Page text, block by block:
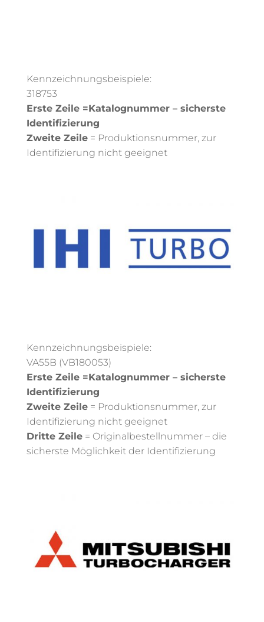
Kennzeichnungsbeispiele:
318753
Erste Zeile =Katalognummer – sicherste
Identifizierung
Zweite Zeile= Produktionsnummer, zur
Identifizierung nicht geeignet
Kennzeichnungsbeispiele:
VA55B (VB180053)
Erste Zeile =Katalognummer – sicherste
Identifizierung
Zweite Zeile= Produktionsnummer, zur
Identifizierung nicht geeignet
Dritte Zeile= Originalbestellnummer – die
sicherste Möglichkeit der Identifizierung